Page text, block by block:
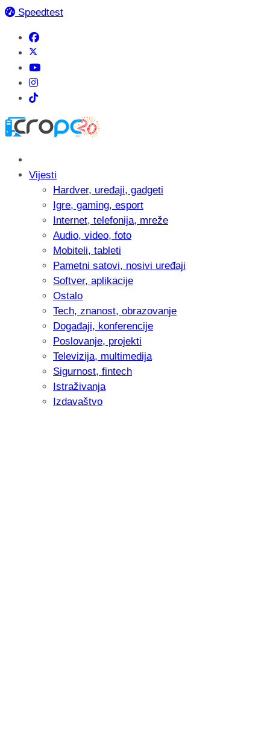
Speedtest
Vijesti
Hardver, uređaji, gadgeti
Igre, gaming, esport
Internet, telefonija, mreže
Audio, video, foto
Mobiteli, tableti
Pametni satovi, nosivi uređaji
Softver, aplikacije
Ostalo
Tech, znanost, obrazovanje
Događaji, konferencije
Poslovanje, projekti
Televizija, multimedija
Sigurnost, fintech
Istraživanja
Izdavaštvo